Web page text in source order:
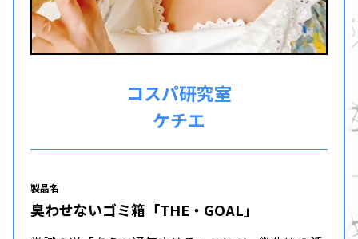
コスパ研究室
ケチエ
製品名
臭わせないゴミ箱「THE・GOAL」